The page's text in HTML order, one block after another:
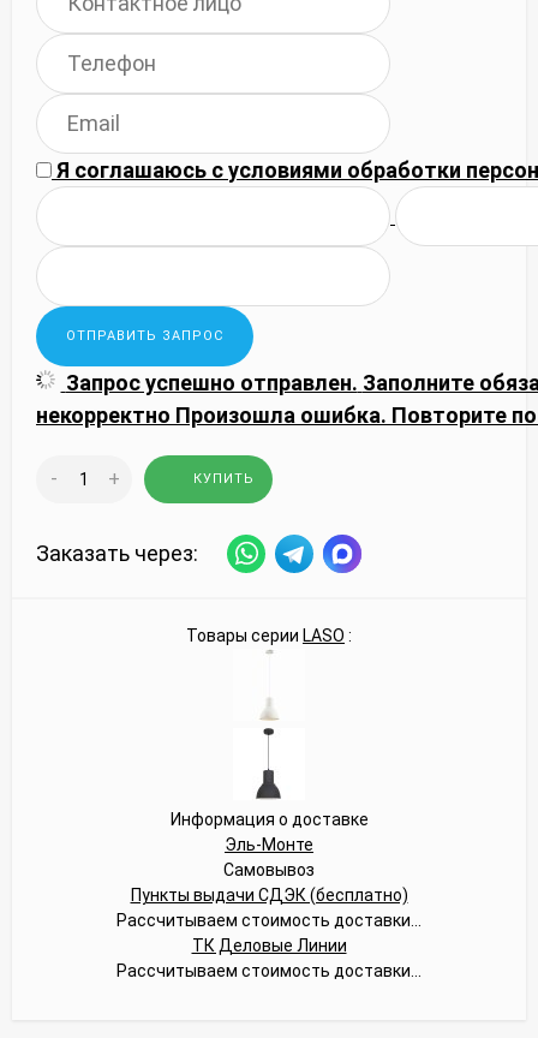
Я соглашаюсь сусловиями обработки
Запрос успешно отправлен. Заполните
некорректно Произошла ошибка. Повторите
- + КУПИТЬ
Заказать через:
Товары серии LASO :
Информация о доставке
Эль-Монте
Самовывоз
Пункты выдачи СДЭК (бесплатно)
Рассчитываем стоимость доставки...
ТК Деловые Линии
Рассчитываем стоимость доставки...